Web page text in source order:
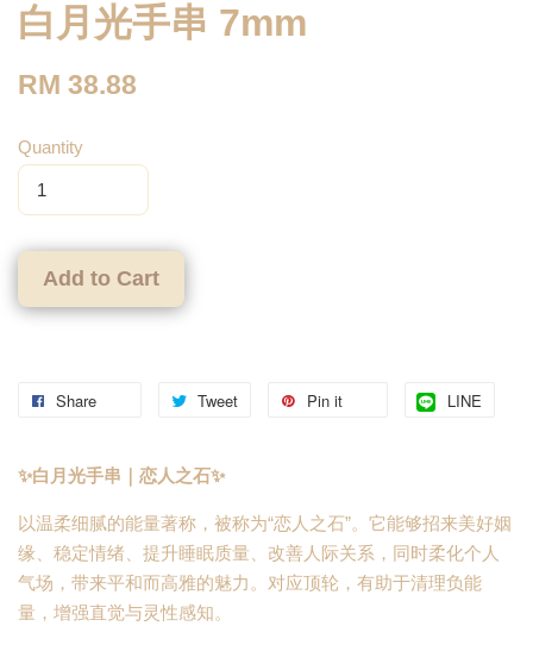
白月光手串 7mm
RM 38.88
Quantity
Add to Cart
Share Tweet Pin it LINE
✨白月光手串｜恋人之石✨
以温柔细腻的能量著称，被称为“恋人之石”。它能够招来美好姻
缘、稳定情绪、提升睡眠质量、改善人际关系，同时柔化个人
气场，带来平和而高雅的魅力。对应顶轮，有助于清理负能
量，增强直觉与灵性感知。